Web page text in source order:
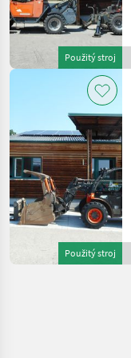
Použitý stroj
Použitý stroj